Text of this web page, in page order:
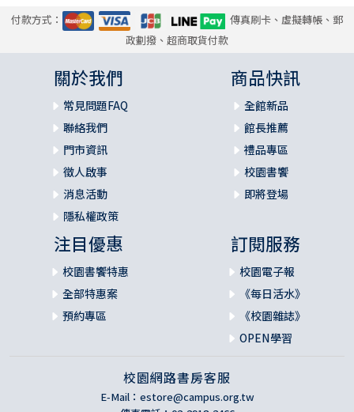
付款方式：
傳真刷卡、虛擬轉帳、郵
政劃撥、超商取貨付款
關於我們
常見問題FAQ
聯絡我們
門市資訊
徵人啟事
消息活動
隱私權政策
商品快訊
全館新品
館長推薦
禮品專區
校園書饗
即將登場
注目優惠
校園書饗特惠
全部特惠案
預約專區
訂閱服務
校園電子報
《每日活水》
《校園雜誌》
OPEN學習
校園網路書房客服
E-Mail： estore@campus.org.tw